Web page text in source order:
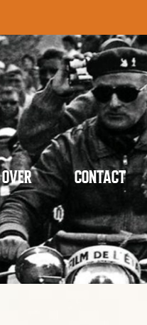
OVER CONTACT